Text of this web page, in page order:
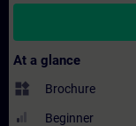
At a glance
widgets Brochure
Beginner